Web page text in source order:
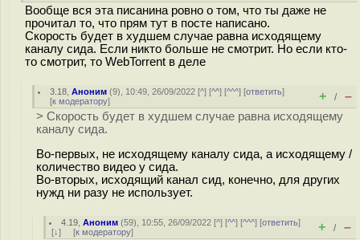
Вообще вся эта писанина ровно о том, что ты даже не
прочитал то, что прям тут в посте написано.
Скорость будет в худшем случае равна исходящему
каналу сида. Если никто больше не смотрит. Но если кто-
то смотрит, то WebTorrent в деле
3.18 ,Аноним (9), 10:49, 26/09/2022 [^] [^^] [^^^] [ответить]
[к модератору] + / –
> Скорость будет в худшем случае равна исходящему
каналу сида.
Во-первых, не исходящему каналу сида, а исходящему /
количество видео у сида.
Во-вторых, исходящий канал сид, конечно, для других
нужд ни разу не использует.
4.19 ,Аноним (59), 10:55, 26/09/2022 [^] [^^] [^^^] [ответить]
[↓] [к модератору] + / –